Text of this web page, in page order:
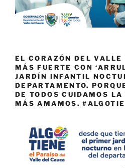
EL CORAZÓN DEL VALLE
MÁS FUERTE CON
JARDÍN INFANTIL
DEPARTAMENTO.
DE TODOS CUIDAMOS
MÁS AMAMOS.